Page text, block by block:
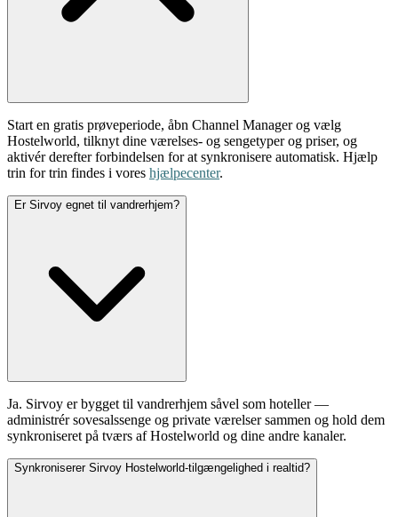
Start en gratis prøveperiode, åbn Channel Manager og vælg
Hostelworld, tilknyt dine værelses- og sengetyper og priser, og
aktivér derefter forbindelsen for at synkronisere automatisk. Hjælp
trin for trin findes i vores hjælpecenter.
Er Sirvoy egnet til vandrerhjem?
Ja. Sirvoy er bygget til vandrerhjem såvel som hoteller —
administrér sovesalssenge og private værelser sammen og hold dem
synkroniseret på tværs af Hostelworld og dine andre kanaler.
Synkroniserer Sirvoy Hostelworld-tilgængelighed i realtid?